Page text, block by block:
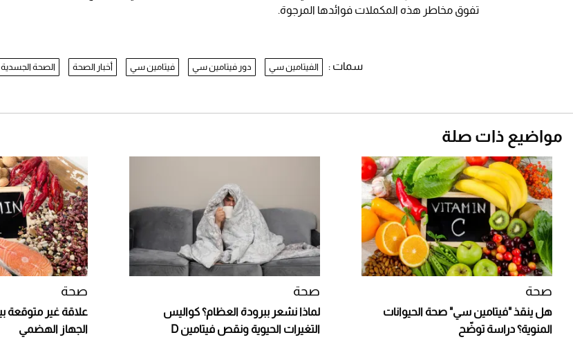
تفوق مخاطر هذه المكملات فوائدها المرجوة.
سمات : الفيتامين سي دور فيتامين سي فيتامين سي أخبار الصحة الصحة الجسدية
مواضيع ذات صلة
صحة
هل ينقذ "فيتامين سي" صحة الحيوانات
المنوية؟ دراسة توضّح
صحة
لماذا نشعر ببرودة العظام؟ كواليس
التغيرات الحيوية ونقص فيتامين D
صحة
الجهاز الهضمي